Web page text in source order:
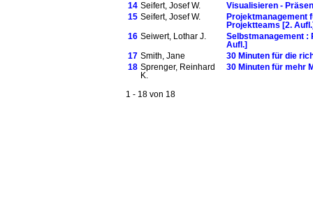
14 Seifert, Josef W.
Visualisieren -
15 Seifert, Josef W.
Projektmanagement
Projektteams [2.
16 Seiwert, Lothar J.
Selbstmanagement :
Aufl.]
17 Smith, Jane
30 Minuten für die
18 Sprenger, Reinhard
K.
30 Minuten für mehr
1 - 18 von 18